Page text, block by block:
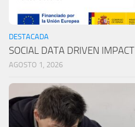
DESTACADA
SOCIAL DATA DRIVEN IMPACT
AGOSTO 1, 2026